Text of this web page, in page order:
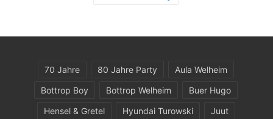
70 Jahre 80 Jahre Party
Aula Welheim
Bottrop Boy
Bottrop Welheim
Buer Hugo
Hensel & Gretel
Hyundai Turowski
Juut